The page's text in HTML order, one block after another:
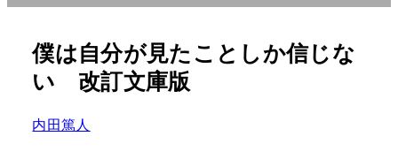
僕は自分が見たことしか信じな
い 改訂文庫版
内田篤人